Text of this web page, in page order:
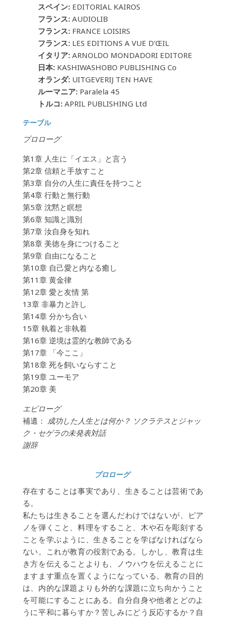
スペイン:EDITORIAL KAIROS
フランス:AUDIOLIB
フランス:FRANCE LOISIRS
フランス:LES EDITIONS A VUE D'ŒIL
イタリア:ARNOLDO MONDADORI EDITORE
日本:KASHIWASHOBO PUBLISHING Co
オランダ:UITGEVERIJ TEN HAVE
ルーマニア:Paralela 45
トルコ:APRIL PUBLISHING Ltd
テーブル
プロローグ
第1章 人生に「イエス」と言う
第2章 信頼と手放すこと
第3章 自分の人生に責任を持つこと
第4章 行動と無行動
第5章 沈黙と瞑想
第6章 知識と識別
第7章 汝自身を知れ
第8章 美徳を身につけること
第9章 自由になること
第10章 自己愛と内なる癒し
第11章 黄金律
第12章 愛と友情 第
13章 非暴力と許し
第14章 分かち合い
15章 執着と非執着
第16章 逆境は霊的な教師である
第17章 「今ここ」
第18章 死を飼いならすこと
第19章 ユーモア
第20章 美
エピローグ
補遺： 成功した人生とは何か？ ソクラテスとジャッ
ク・セゲラの未発表対話
謝辞
プロローグ
存在することは事実であり、生きることは芸術であ
る。
私たちは生きることを選んだわけではないが、ピア
ノを弾くこと、料理をすること、木や石を彫刻する
ことを学ぶように、生きることを学ばなければなら
ない。これが教育の役割である。しかし、教育は生
き方を伝えることよりも、ノウハウを伝えることに
ますます重点を置くようになっている。教育の目的
は、内的な課題よりも外的な課題に立ち向かうこと
を可能にすることにある。自分自身や他者とどのよ
うに平和に暮らすか？苦しみにどう反応するか？自